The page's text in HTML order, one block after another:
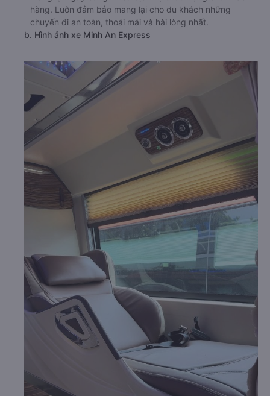
hàng. Luôn đảm bảo mang lại cho du khách những
chuyến đi an toàn, thoái mái và hài lòng nhất.
b. Hình ảnh xe Minh An Express